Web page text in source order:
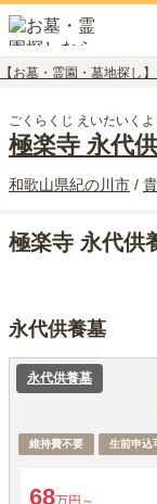
【お墓・霊園・墓地探し
ごくらくじ えいたいく
極楽寺 永代
和歌山県紀の川市 /
極楽寺 永代供
永代供養墓
永代供養墓
維持費不要 生前申込
68万円～